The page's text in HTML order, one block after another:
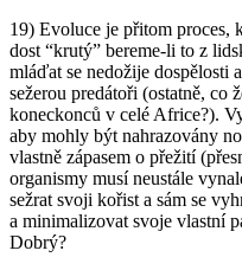
19) Evoluce je přitom proces,
dost “krutý” bereme-li to z
mláďat se nedožije dospělosti
sežerou predátoři (ostatně, co
koneckonců v celé Africe?).
aby mohly být nahrazovány
vlastně zápasem o přežití
organismy musí neustále
sežrat svoji kořist a sám se
a minimalizovat svoje vlastní
Dobrý?